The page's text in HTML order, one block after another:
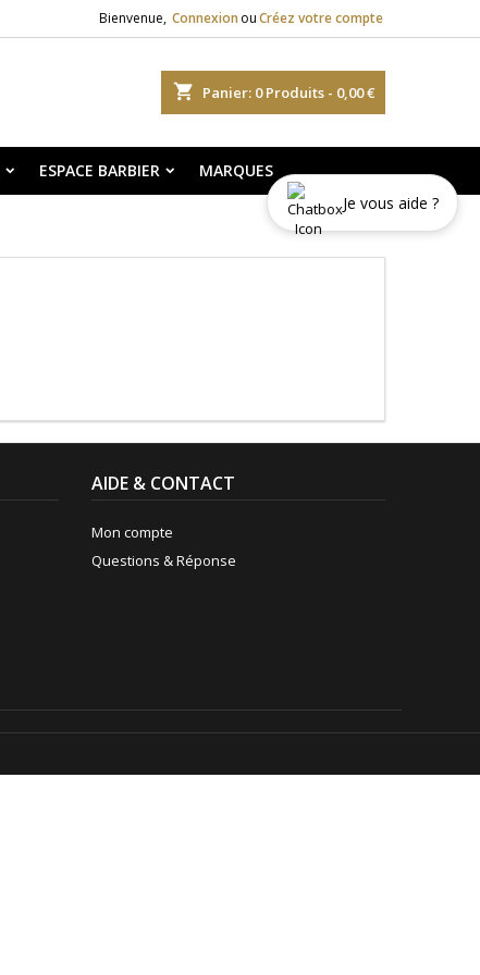
Bienvenue, Connexion ouCréez votre compte
shopping_cart Panier: 0Produits - 0,00 €
ESPACE BARBIER MARQUES
AIDE & CONTACT
Mon compte
Questions & Réponse
Je vous aide ?